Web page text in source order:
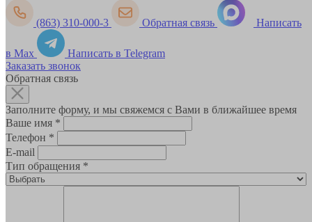
(863) 310-000-3 Обратная связь Написать
в Max
Написать в Telegram
Заказать звонок
Обратная связь
Заполните форму, и мы свяжемся с Вами в ближайшее время
Ваше имя *
Телефон *
E-mail
Тип обращения *